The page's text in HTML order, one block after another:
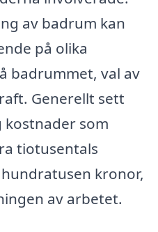
av badrum kan
på olika
badrummet, val av
Generellt sett
kostnader som
tiotusentals
kronor,
av arbetet.